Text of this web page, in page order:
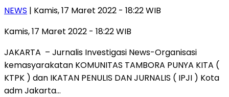
NEWS | Kamis, 17 Maret 2022 - 18:22 WIB
Kamis, 17 Maret 2022 - 18:22 WIB
JAKARTA – Jurnalis Investigasi News-Organisasi
kemasyarakatan KOMUNITAS TAMBORA PUNYA KITA (
KTPK ) dan IKATAN PENULIS DAN JURNALIS ( IPJI ) Kota
adm Jakarta…